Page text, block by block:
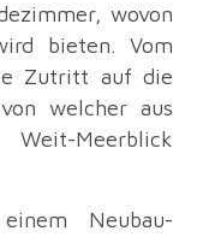
wovon
bieten. Vom
Zutritt auf die
welcher aus
Meerblick
Neubau-